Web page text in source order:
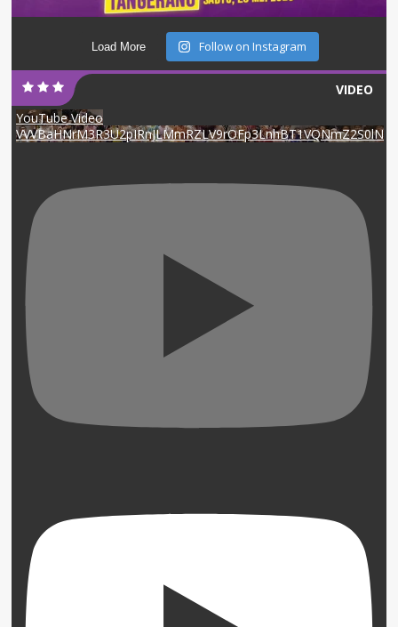
Load More Follow on Instagram
VIDEO
YouTube Video
VVVBaHNrM3R3U2pIRnJLMmRZLV9rOFp3LnhBT1VQNmZ2S0lN